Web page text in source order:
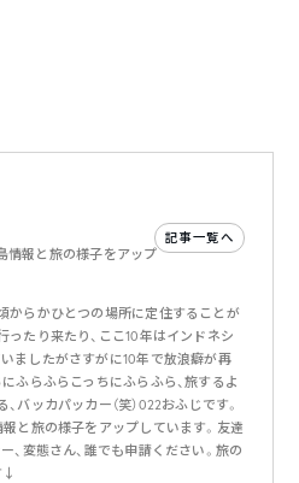
情報と旅の様子をアップ
記事一覧へ
からかひとつの場所に定住することが
ったり来たり、ここ10年はインドネシ
ましたがさすがに10年で放浪癖が再
ふらふらこっちにふらふら、旅するよ
バッカパッカー（笑）022おふじです。
と旅の様子をアップしています。友達
、変態さん、誰でも申請ください。旅の
↓